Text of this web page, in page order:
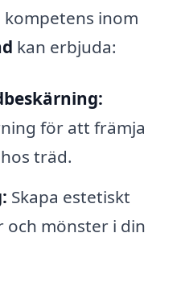
inom
kan erbjuda:
för att främja
träd.
Skapa estetiskt
mönster i din